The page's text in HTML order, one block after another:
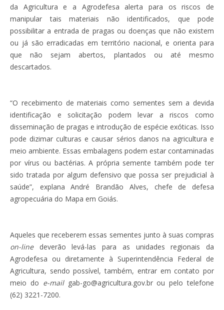
da Agricultura e a Agrodefesa alerta para os riscos de
manipular tais materiais não identificados, que pode
possibilitar a entrada de pragas ou doenças que não existem
ou já são erradicadas em território nacional, e orienta para
que não sejam abertos, plantados ou até mesmo
descartados.
“O recebimento de materiais como sementes sem a devida
identificação e solicitação podem levar a riscos como
disseminação de pragas e introdução de espécie exóticas. Isso
pode dizimar culturas e causar sérios danos na agricultura e
meio ambiente. Essas embalagens podem estar contaminadas
por vírus ou bactérias. A própria semente também pode ter
sido tratada por algum defensivo que possa ser prejudicial à
saúde”, explana André Brandão Alves, chefe de defesa
agropecuária do Mapa em Goiás.
Aqueles que receberem essas sementes junto à suas compras
on-linedeverão levá-las para as unidades regionais da
Agrodefesa ou diretamente à Superintendência Federal de
Agricultura, sendo possível, também, entrar em contato por
meio do e-mailgab-go@agricultura.gov.br ou pelo telefone
(62) 3221-7200.